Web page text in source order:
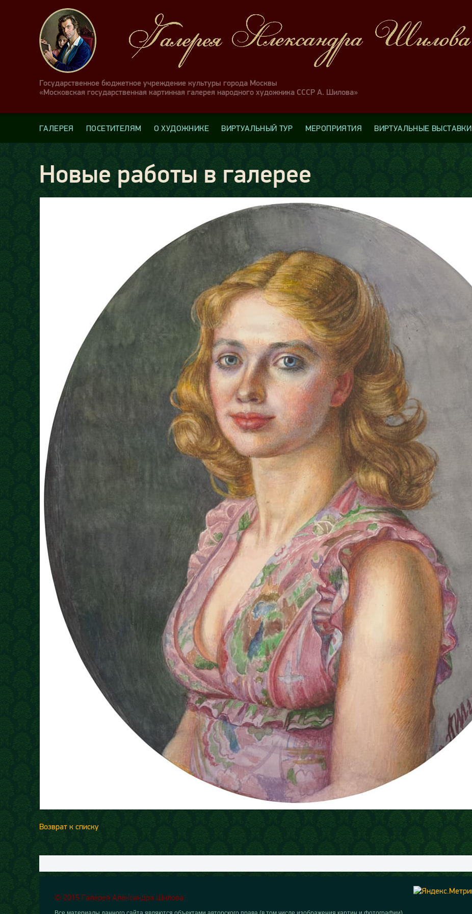
Государственное бюджетное учреждение культуры города Москвы
«Московская государственная картинная галерея народного художника СССР А. Шилова»
ГАЛЕРЕЯ ПОСЕТИТЕЛЯМ О ХУДОЖНИКЕ ВИРТУАЛЬНЫЙ ТУР МЕРОПРИЯТИЯ ВИРТУАЛЬНЫЕ ВЫСТАВКИ
Новые работы в галерее
Возврат к списку
© 2015 Галерея Александра Шилова